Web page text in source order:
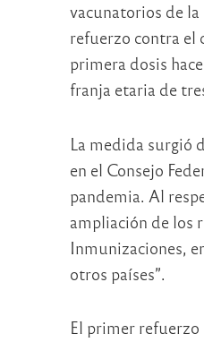
vacunatorios de la
refuerzo contra el
primera dosis
franja etaria de
La medida surgió
en el Consejo
pandemia. Al
ampliación de los
Inmunizaciones,
otros países”.
El primer refuerzo